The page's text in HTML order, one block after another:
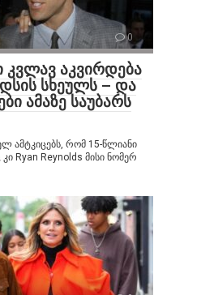
0
აკვირდება
სხეულს – და
ამაზე საუბარს
ამტკიცებს, რომ 15-წლიანი
Ryan Reynolds მისი ნომერ